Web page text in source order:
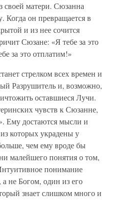
своей матери. Сюзанна
Когда он превращается в
и из нее сочится
Сюзане: «Я тебе за это
за это отплатим!»
стрелком всех времен и
Разрушитель и, возможно,
оставшиеся Лучи.
чувств к Сюзанне,
Ему достаются мысли и
которых украдены у
чем ему вроде бы
малейшего понятия о том,
понимание
не Богом, один из его
знает слишком много и